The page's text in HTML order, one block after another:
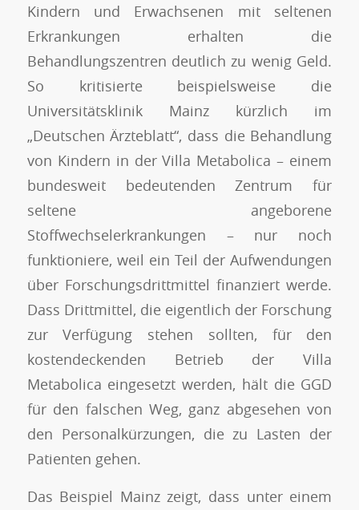
Kindern und Erwachsenen mit seltenen
Erkrankungen erhalten die
Behandlungszentren deutlich zu wenig Geld.
So kritisierte beispielsweise die
Universitätsklinik Mainz kürzlich im
„Deutschen Ärzteblatt“, dass die Behandlung
von Kindern in der Villa Metabolica – einem
bundesweit bedeutenden Zentrum für
seltene angeborene
Stoffwechselerkrankungen – nur noch
funktioniere, weil ein Teil der Aufwendungen
über Forschungsdrittmittel finanziert werde.
Dass Drittmittel, die eigentlich der Forschung
zur Verfügung stehen sollten, für den
kostendeckenden Betrieb der Villa
Metabolica eingesetzt werden, hält die GGD
für den falschen Weg, ganz abgesehen von
den Personalkürzungen, die zu Lasten der
Patienten gehen.
Das Beispiel Mainz zeigt, dass unter einem